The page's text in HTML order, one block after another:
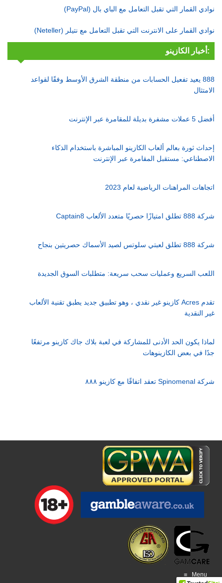
نوادي القمار التي تقبل التعامل مع الباي بال (PayPal)
نوادي القمار على الانترنت التي تقبل التعامل مع نتيلر (Neteller)
أخبار الكازينو:
888 يعيد تفعيل الحسابات من منطقة الشرق الأوسط وفقًا لقواعد
الامتثال
أفضل 5 عملات مشفرة بديلة للمقامرة عبر الإنترنت
إحداث ثورة بعالم ألعاب الكازينو المباشرة باستخدام الذكاء
الاصطناعي: مستقبل المقامرة عبر الإنترنت
اتجاهات المراهنات الرياضية لعام 2023
شركة 888 تطلق امتيازًا حصريًا متعدد الألعاب Captain8
شركة 888 تطلق لعبتي سلوتس لصيد الأسماك حصريتين بنجاح
اللعب السريع وعمليات سحب سريعة: متطلبات السوق الجديدة
تقدم Acres كازينو غير نقدي ، وهو تطبيق جديد يطبق تقنية الألعاب
غير النقدية
لماذا يكون الحد الأدنى للمشاركة في لعبة بلاك جاك كازينو مرتفعًا
جدًا في بعض الكازينوهات
شركة Spinomenal تعقد اتفاقًا مع كازينو ٨٨٨
Menu
≡